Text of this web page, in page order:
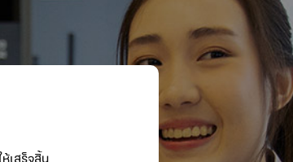
เสร็จสิ้น